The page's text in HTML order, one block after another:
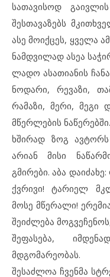
სათავისოდ
შესთავაზებს
ასე მოიქცეს, ყველა
ნამდვილად ასეა
ლადო ასათიანის
ნოდარი, რევაზი,
რამაზი, მერი, მეგი
მწერლების
ხშირად ზოგ
არიან მისი
გმირები. აბა
ქვრივი! ტარიელ
მოსე მწერალი!
შეიძლება
შეფასება,
მდგომარეობას.
შესაძლოა ჩვენმა